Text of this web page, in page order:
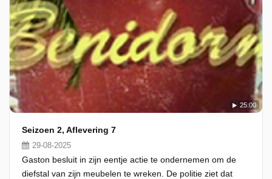
25:00
Seizoen 2, Aflevering 7
29-08-2025
Gaston besluit in zijn eentje actie te ondernemen om de
diefstal van zijn meubelen te wreken. De politie ziet dat